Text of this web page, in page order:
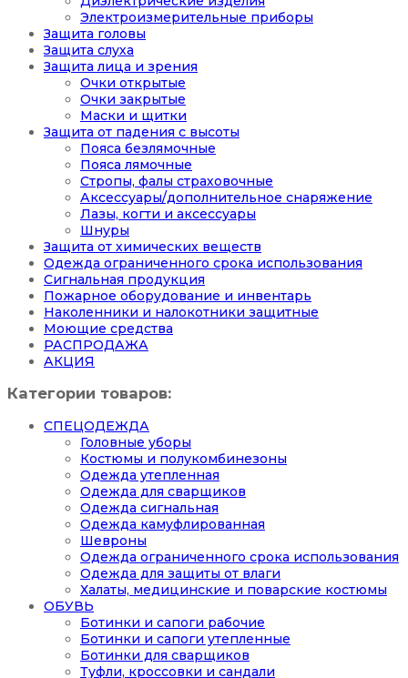
Электроизмерительные приборы
Защита головы
Защита слуха
Защита лица и зрения
Очки открытые
Очки закрытые
Маски и щитки
Защита от падения с высоты
Пояса безлямочные
Пояса лямочные
Стропы, фалы страховочные
Аксессуары/дополнительное снаряжение
Лазы, когти и аксессуары
Шнуры
Защита от химических веществ
Одежда ограниченного срока использования
Сигнальная продукция
Пожарное оборудование и инвентарь
Наколенники и налокотники защитные
Моющие средства
РАСПРОДАЖА
АКЦИЯ
Категории товаров:
СПЕЦОДЕЖДА
Головные уборы
Костюмы и полукомбинезоны
Одежда утепленная
Одежда для сварщиков
Одежда сигнальная
Одежда камуфлированная
Шевроны
Одежда ограниченного срока использования
Одежда для защиты от влаги
Халаты, медицинские и поварские костюмы
ОБУВЬ
Ботинки и сапоги рабочие
Ботинки и сапоги утепленные
Ботинки для сварщиков
Туфли, кроссовки и сандали